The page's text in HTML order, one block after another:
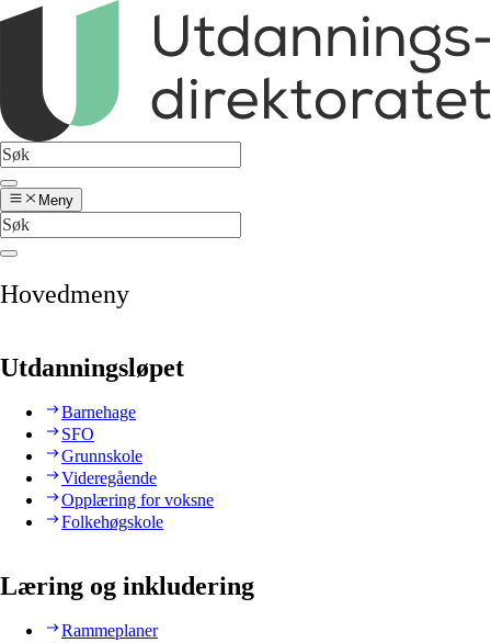
Meny
Hovedmeny
Utdanningsløpet
Barnehage
SFO
Grunnskole
Videregående
Opplæring for voksne
Folkehøgskole
Læring og inkludering
Rammeplaner